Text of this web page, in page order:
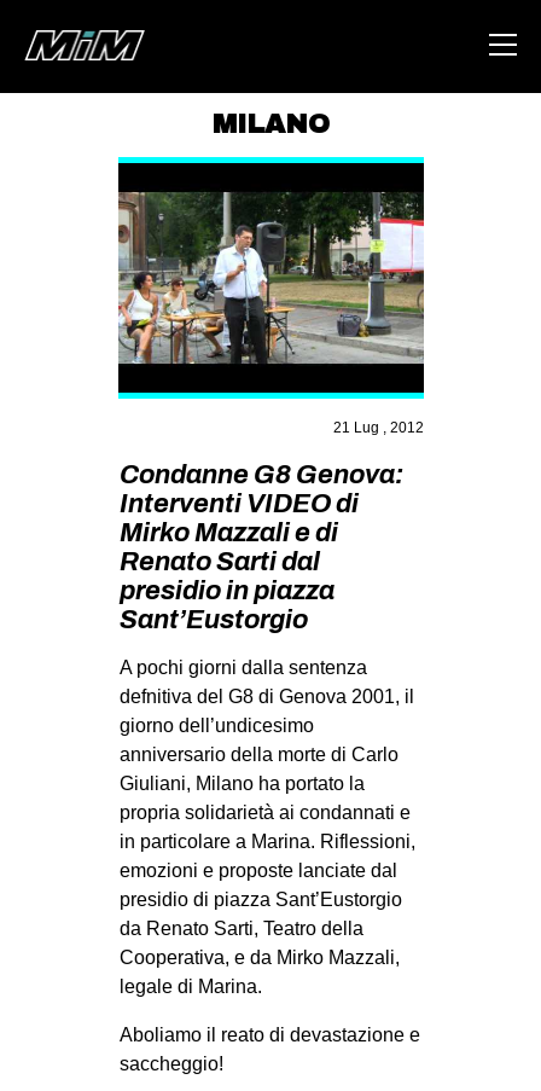
ABOUT
AREA
DEGENERAZIONE
GAZA FREESTYLE
STUDENTI TSUNAMI
ZAM
MILANO
MOBILITAZIONI
SPAZI
SPORT POPOLARE
MOVIMENTI
ANTIFASCISMO
DIRITTO ALL’ABITARE
GENERI
MIGRAZIONI
PRECARIATO
MILANO
21 Lug , 2012
Condanne G8 Genova:
Interventi VIDEO di
Mirko Mazzali e di
Renato Sarti dal
presidio in piazza
Sant’Eustorgio
A pochi giorni dalla sentenza
defnitiva del G8 di Genova 2001, il
giorno dell’undicesimo
anniversario della morte di Carlo
Giuliani, Milano ha portato la
propria solidarietà ai condannati e
in particolare a Marina. Riflessioni,
emozioni e proposte lanciate dal
presidio di piazza Sant’Eustorgio
da Renato Sarti, Teatro della
Cooperativa, e da Mirko Mazzali,
legale di Marina.
Aboliamo il reato di devastazione e
saccheggio!